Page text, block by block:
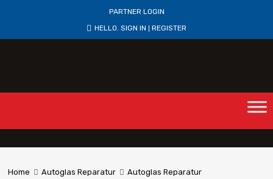
PARTNER LOGIN
HELLO. SIGN IN REGISTER
Home Autoglas Reparatur
Autoglas Reparatur